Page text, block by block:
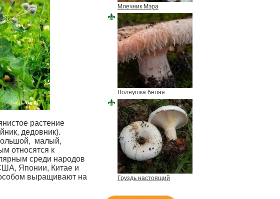
растение
дедовник).
малый,
относятся к
среди народов
Японии, Китае и
выращивают на
Млечник Мэра
Волнушка белая
Груздь настоящий